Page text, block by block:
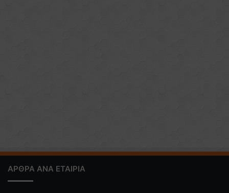
ΑΡΘΡΑ ΑΝΑ ΕΤΑΙΡΙΑ